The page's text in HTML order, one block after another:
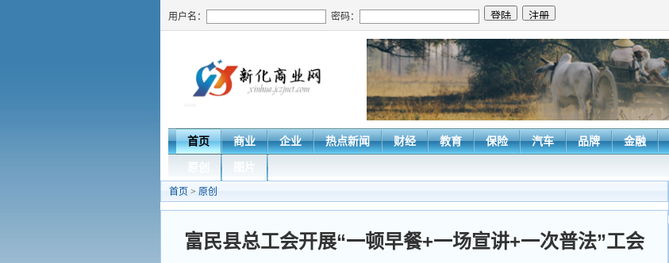
用户名： 密码：
首页 商业 企业 热点新闻 财经 教育 保险 汽车 品牌 金融
原创 图片
首页 > 原创
富民县总工会开展“一顿早餐+一场宣讲+一次普法”工会